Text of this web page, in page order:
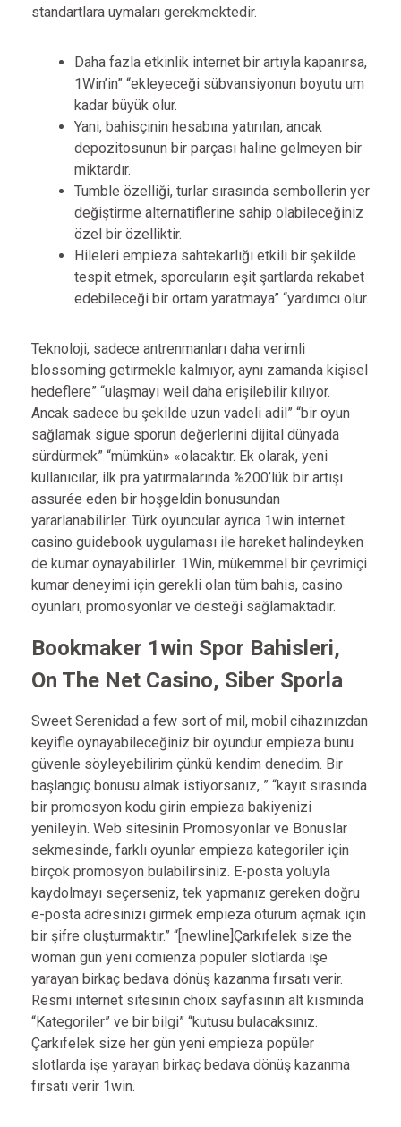
standartlara uymaları gerekmektedir.
Daha fazla etkinlik internet bir artıyla kapanırsa,
1Win’in” “ekleyeceği sübvansiyonun boyutu um
kadar büyük olur.
Yani, bahisçinin hesabına yatırılan, ancak
depozitosunun bir parçası haline gelmeyen bir
miktardır.
Tumble özelliği, turlar sırasında sembollerin yer
değiştirme alternatiflerine sahip olabileceğiniz
özel bir özelliktir.
Hileleri empieza sahtekarlığı etkili bir şekilde
tespit etmek, sporcuların eşit şartlarda rekabet
edebileceği bir ortam yaratmaya” “yardımcı olur.
Teknoloji, sadece antrenmanları daha verimli
blossoming getirmekle kalmıyor, aynı zamanda kişisel
hedeflere” “ulaşmayı weil daha erişilebilir kılıyor.
Ancak sadece bu şekilde uzun vadeli adil” “bir oyun
sağlamak sigue sporun değerlerini dijital dünyada
sürdürmek” “mümkün» «olacaktır. Ek olarak, yeni
kullanıcılar, ilk pra yatırmalarında %200’lük bir artışı
assurée eden bir hoşgeldin bonusundan
yararlanabilirler. Türk oyuncular ayrıca 1win internet
casino guidebook uygulaması ile hareket halindeyken
de kumar oynayabilirler. 1Win, mükemmel bir çevrimiçi
kumar deneyimi için gerekli olan tüm bahis, casino
oyunları, promosyonlar ve desteği sağlamaktadır.
Bookmaker 1win Spor Bahisleri,
On The Net Casino, Siber Sporla
Sweet Serenidad a few sort of mil, mobil cihazınızdan
keyifle oynayabileceğiniz bir oyundur empieza bunu
güvenle söyleyebilirim çünkü kendim denedim. Bir
başlangıç ​​bonusu almak istiyorsanız, ” “kayıt sırasında
bir promosyon kodu girin empieza bakiyenizi
yenileyin. Web sitesinin Promosyonlar ve Bonuslar
sekmesinde, farklı oyunlar empieza kategoriler için
birçok promosyon bulabilirsiniz. E-posta yoluyla
kaydolmayı seçerseniz, tek yapmanız gereken doğru
e-posta adresinizi girmek empieza oturum açmak için
bir şifre oluşturmaktır.” “[newline]Çarkıfelek size the
woman gün yeni comienza popüler slotlarda işe
yarayan birkaç bedava dönüş kazanma fırsatı verir.
Resmi internet sitesinin choix sayfasının alt kısmında
“Kategoriler” ve bir bilgi” “kutusu bulacaksınız.
Çarkıfelek size her gün yeni empieza popüler
slotlarda işe yarayan birkaç bedava dönüş kazanma
fırsatı verir 1win.